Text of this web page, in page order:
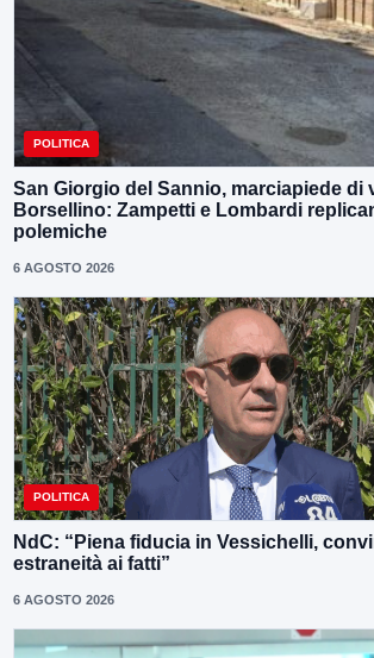
POLITICA
San Giorgio del Sannio, marciapiede di
Borsellino: Zampetti e Lombardi
polemiche
6 AGOSTO 2026
POLITICA
NdC: “Piena fiducia in Vessichelli,
estraneità ai fatti”
6 AGOSTO 2026